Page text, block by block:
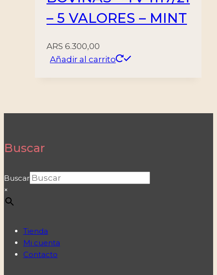
– 5 VALORES – MINT
ARS 6.300,00
Añadir al carrito
Buscar
Buscar
×
Tienda
Mi cuenta
Contacto